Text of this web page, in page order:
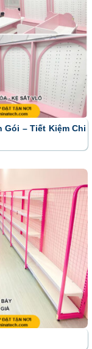
Gói – Tiết Kiệm Chi